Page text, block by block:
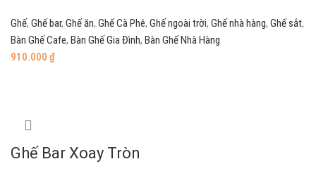
Ghế, Ghế bar, Ghế ăn, Ghế Cà Phê, Ghế ngoài trời, Ghế nhà hàng, Ghế sắt,
Bàn Ghế Cafe, Bàn Ghế Gia Đình, Bàn Ghế Nhà Hàng
910.000 ₫
Ghế Bar Xoay Tròn